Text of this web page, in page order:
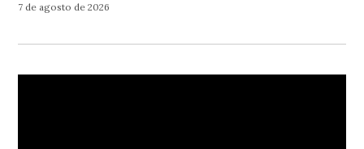
7 de agosto de 2026